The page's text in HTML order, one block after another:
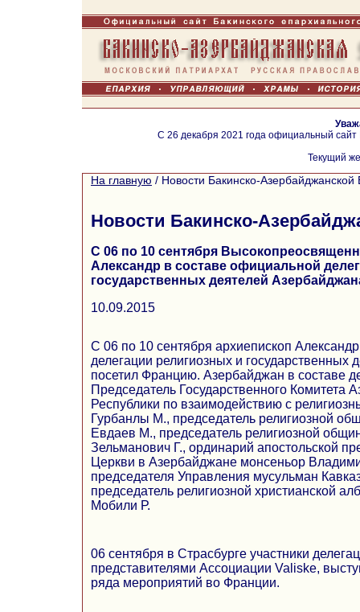
С 26 декабря 2021 года официальный
Текущий
На главную / Новости Бакинско-Азербайджанской
Новости Бакинско-
С 06 по 10 сентября
Александр в составе официальной
государственных деятелей
10.09.2015
С 06 по 10 сентября архиепископ
делегации религиозных и
посетил Францию. Азербайджан в составе
Председатель Государственного Комитета
Республики по взаимодействию с
Гурбанлы М., председатель религиозной
Евдаев М., председатель религиозной
Зельманович Г., ординарий апостольской
Церкви в Азербайджане монсеньор
председателя Управления мусульман
председатель религиозной христианской
Мобили Р.
06 сентября в Страсбурге участники
представителями Ассоциации Valiske,
ряда мероприятий во Франции.